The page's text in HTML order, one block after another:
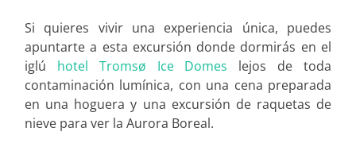
Si quieres vivir una experiencia única, puedes
apuntarte a esta excursión donde dormirás en el
iglú hotel Tromsø Ice Domes lejos de toda
contaminación lumínica, con una cena preparada
en una hoguera y una excursión de raquetas de
nieve para ver la Aurora Boreal.